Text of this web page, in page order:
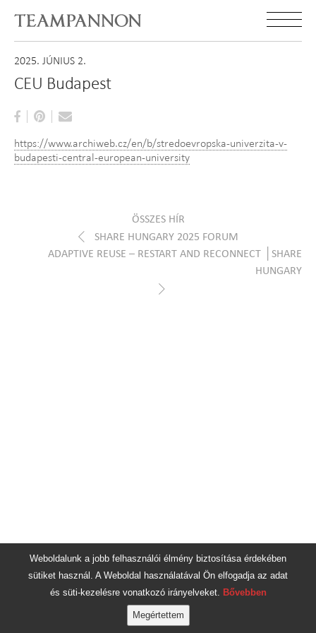
2025. JÚNIUS 2.
CEU Budapest
https://www.archiweb.cz/en/b/stredoevropska-univerzita-v-
budapesti-central-european-university
ÖSSZES HÍR
SHARE HUNGARY 2025 FORUM
ADAPTIVE REUSE – RESTART AND RECONNECT │SHARE
HUNGARY
Weboldalunk a jobb felhasználói élmény biztosítása érdekében
sütiket használ. A Weboldal használatával Ön elfogadja az adat
és süti-kezelésre vonatkozó irányelveket. Bővebben